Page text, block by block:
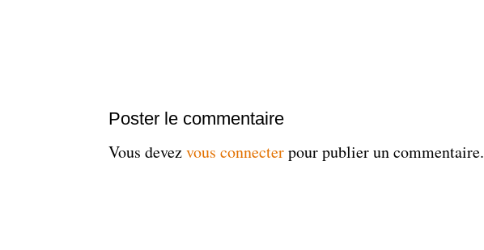
Poster le commentaire
Vous devezvous connecterpour publier un commentaire.